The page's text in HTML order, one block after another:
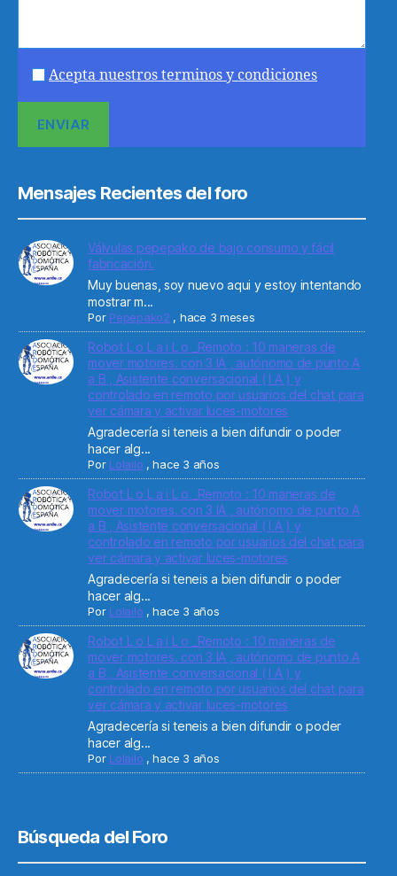
Acepta nuestros terminos y condiciones
Mensajes Recientes del foro
Válvulas pepepako de bajo consumo y fácil
fabricación.
Muy buenas, soy nuevo aqui y estoy intentando
mostrar m...
Por Pepepako2 , hace 3 meses
Robot L o L a i L o _Remoto : 10 maneras de
mover motores. con 3 IA , autónomo de punto A
a B , Asistente conversacional ( I A ) y
controlado en remoto por usuarios del chat para
ver cámara y activar luces-motores
Agradecería si teneis a bien difundir o poder
hacer alg...
Por Lolailo ,hace 3 años
Robot L o L a i L o _Remoto : 10 maneras de
mover motores. con 3 IA , autónomo de punto A
a B , Asistente conversacional ( I A ) y
controlado en remoto por usuarios del chat para
ver cámara y activar luces-motores
Agradecería si teneis a bien difundir o poder
hacer alg...
Por Lolailo ,hace 3 años
Robot L o L a i L o _Remoto : 10 maneras de
mover motores. con 3 IA , autónomo de punto A
a B , Asistente conversacional ( I A ) y
controlado en remoto por usuarios del chat para
ver cámara y activar luces-motores
Agradecería si teneis a bien difundir o poder
hacer alg...
Por Lolailo ,hace 3 años
Búsqueda del Foro